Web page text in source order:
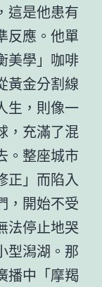
這是他患有
反應。他單
美學」咖啡
黃金分割線
生，則像一
，充滿了混
。整座城市
正」而陷入
，開始不受
法停止地哭
型潟湖。那
播中「摩羯